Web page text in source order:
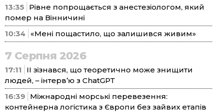
13:35 Рівне попрощається з анестезіологом, який
помер на Вінничині
10:34
«Мені пощастило, що залишився живим»
7 Серпня 2026
17:11
ІІ зізнався, що теоретично може знищити
людей, – інтерв’ю з ChatGPT
16:39 Міжнародні морські перевезення:
контейнерна логістика з Європи без зайвих етапів